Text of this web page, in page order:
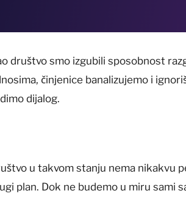
društvo smo izgubili sposobnost
činjenice banalizujemo i
dijalog.
u takvom stanju nema nikakvu
plan. Dok ne budemo u miru sami